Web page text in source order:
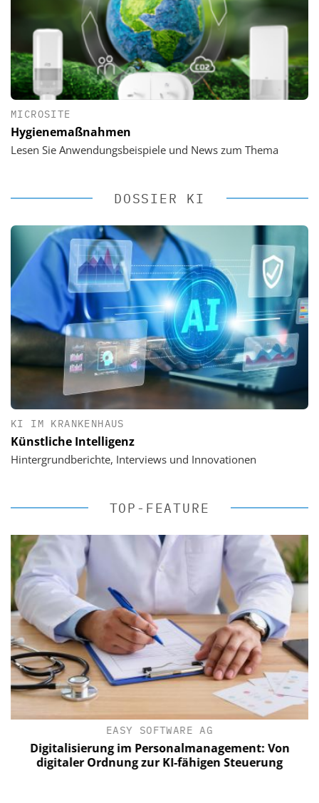
MICROSITE
Hygienemaßnahmen
Lesen Sie Anwendungsbeispiele und News zum Thema
DOSSIER KI
KI IM KRANKENHAUS
Künstliche Intelligenz
Hintergrundberichte, Interviews und Innovationen
TOP-FEATURE
EASY SOFTWARE AG
Digitalisierung im Personalmanagement: Von
digitaler Ordnung zur KI-fähigen Steuerung